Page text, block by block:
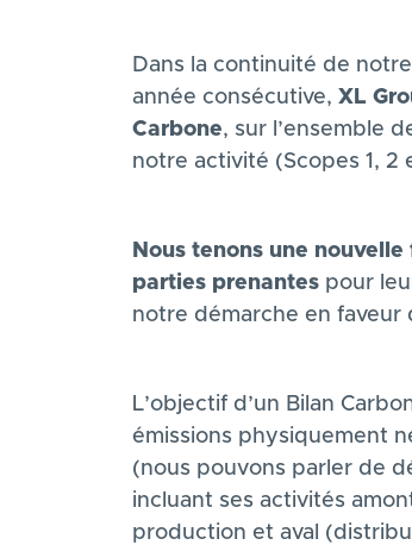
Dans la continuité de
année consécutive, XL
Carbone, sur l’ensemble
notre activité (Scopes 1, 2
Nous tenons une
parties prenantes pour
notre démarche en faveur
L’objectif d’un Bilan
émissions physiquement
(nous pouvons parler de
incluant ses activités
production et aval